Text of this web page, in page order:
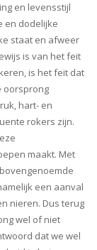
en levensstijl
en dodelijke
staat en afweer
is van het feit
is het feit dat
oorsprong
hart- en
rokers zijn.
maakt. Met
een aanval
nieren. Dus terug
wel of niet
dat we wel